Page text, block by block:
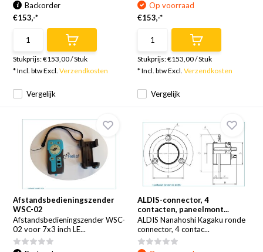
Vergelijk
Backorder
€153,-*
Stukprijs:€153,00/Stuk
* Incl. btw Excl.Verzendkosten
Vergelijk
Op voorraad
€153,-*
Stukprijs:€153,00/Stuk
* Incl. btw Excl. Verzendkosten
Afstandsbedieningszender
WSC-02
Afstandsbedieningszender WSC-
02 voor 7x3 inch LE...
ALDIS-connector, 4
contacten, paneelmont...
ALDIS Nanahoshi Kagaku ronde
connector, 4 contac...